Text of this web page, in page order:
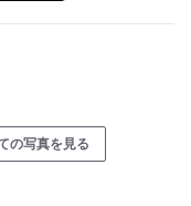
の写真を見る